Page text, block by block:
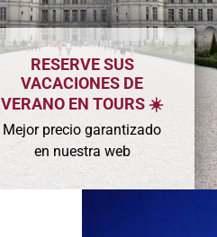
RESERVE SUS
VACACIONES DE
VERANO EN TOURS ☀️
Mejor precio garantizado
en nuestra web